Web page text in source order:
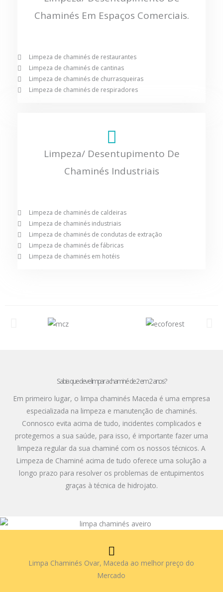
Chaminés Em Espaços Comerciais.
Limpeza de chaminés de restaurantes
Limpeza de chaminés de cantinas
Limpeza de chaminés de churrasqueiras
Limpeza de chaminés de respiradores
Limpeza/ Desentupimento De
Chaminés Industriais
Limpeza de chaminés de caldeiras
Limpeza de chaminés industriais
Limpeza de chaminés de condutas de extração
Limpeza de chaminés de fábricas
Limpeza de chaminés em hotéis
Sabia que deve limpar a chaminé de 2 em 2 anos?
Em primeiro lugar, o limpa chaminés Maceda é uma empresa
especializada na limpeza e manutenção de chaminés.
Connosco evita acima de tudo, incidentes complicados e
protegemos a sua saúde, para isso, é importante fazer uma
limpeza regular da sua chaminé com os nossos técnicos. A
Limpeza de Chaminé acima de tudo oferece uma solução a
longo prazo para resolver os problemas de entupimentos
graças à técnica de hidrojato.
Limpa Chaminés Ovar, Maceda ao melhor preço do
Mercado